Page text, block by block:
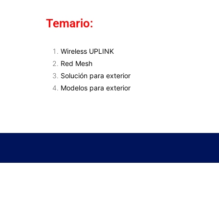
Temario:
Wireless UPLINK
Red Mesh
Solución para exterior
Modelos para exterior